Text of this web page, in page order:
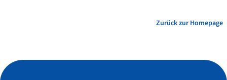
Zurück zur Homepage